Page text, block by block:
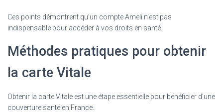
Ces points démontrent qu’un compte Ameli n’est pas
indispensable pour accéder à vos droits en santé.
Méthodes pratiques pour obtenir
la carte Vitale
Obtenir la carte Vitale est une étape essentielle pour bénéficier d’une
couverture santé en France.